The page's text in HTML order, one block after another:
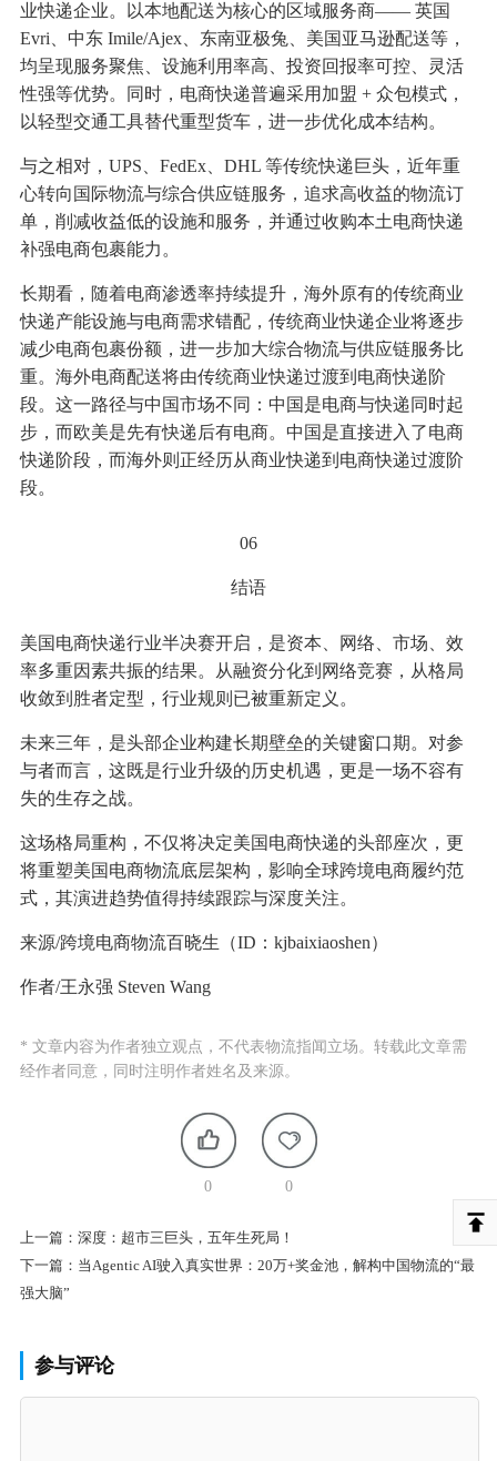
业快递企业。以本地配送为核心的区域服务商—— 英国
Evri、中东 Imile/Ajex、东南亚极兔、美国亚马逊配送等，
均呈现服务聚焦、设施利用率高、投资回报率可控、灵活
性强等优势。同时，电商快递普遍采用加盟 + 众包模式，
以轻型交通工具替代重型货车，进一步优化成本结构。
与之相对，UPS、FedEx、DHL 等传统快递巨头，近年重
心转向国际物流与综合供应链服务，追求高收益的物流订
单，削减收益低的设施和服务，并通过收购本土电商快递
补强电商包裹能力。
长期看，随着电商渗透率持续提升，海外原有的传统商业
快递产能设施与电商需求错配，传统商业快递企业将逐步
减少电商包裹份额，进一步加大综合物流与供应链服务比
重。海外电商配送将由传统商业快递过渡到电商快递阶
段。这一路径与中国市场不同：中国是电商与快递同时起
步，而欧美是先有快递后有电商。中国是直接进入了电商
快递阶段，而海外则正经历从商业快递到电商快递过渡阶
段。
06
结语
美国电商快递行业半决赛开启，是资本、网络、市场、效
率多重因素共振的结果。从融资分化到网络竞赛，从格局
收敛到胜者定型，行业规则已被重新定义。
未来三年，是头部企业构建长期壁垒的关键窗口期。对参
与者而言，这既是行业升级的历史机遇，更是一场不容有
失的生存之战。
这场格局重构，不仅将决定美国电商快递的头部座次，更
将重塑美国电商物流底层架构，影响全球跨境电商履约范
式，其演进趋势值得持续跟踪与深度关注。
来源/跨境电商物流百晓生（ID：kjbaixiaoshen）
作者/王永强 Steven Wang
* 文章内容为作者独立观点，不代表物流指闻立场。转载此文章需
经作者同意，同时注明作者姓名及来源。
0 0
上一篇： 深度：超市三巨头，五年生死局！
下一篇： 当Agentic AI驶入真实世界：20万+奖金池，解构中国物流的“最
强大脑”
参与评论